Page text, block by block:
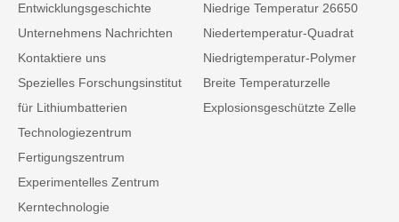
Entwicklungsgeschichte
Unternehmens Nachrichten
Kontaktiere uns
Spezielles Forschungsinstitut
für Lithiumbatterien
Technologiezentrum
Fertigungszentrum
Experimentelles Zentrum
Kerntechnologie
Niedrige Temperatur 26650
Niedertemperatur-Quadrat
Niedrigtemperatur-Polymer
Breite Temperaturzelle
Explosionsgeschützte Zelle